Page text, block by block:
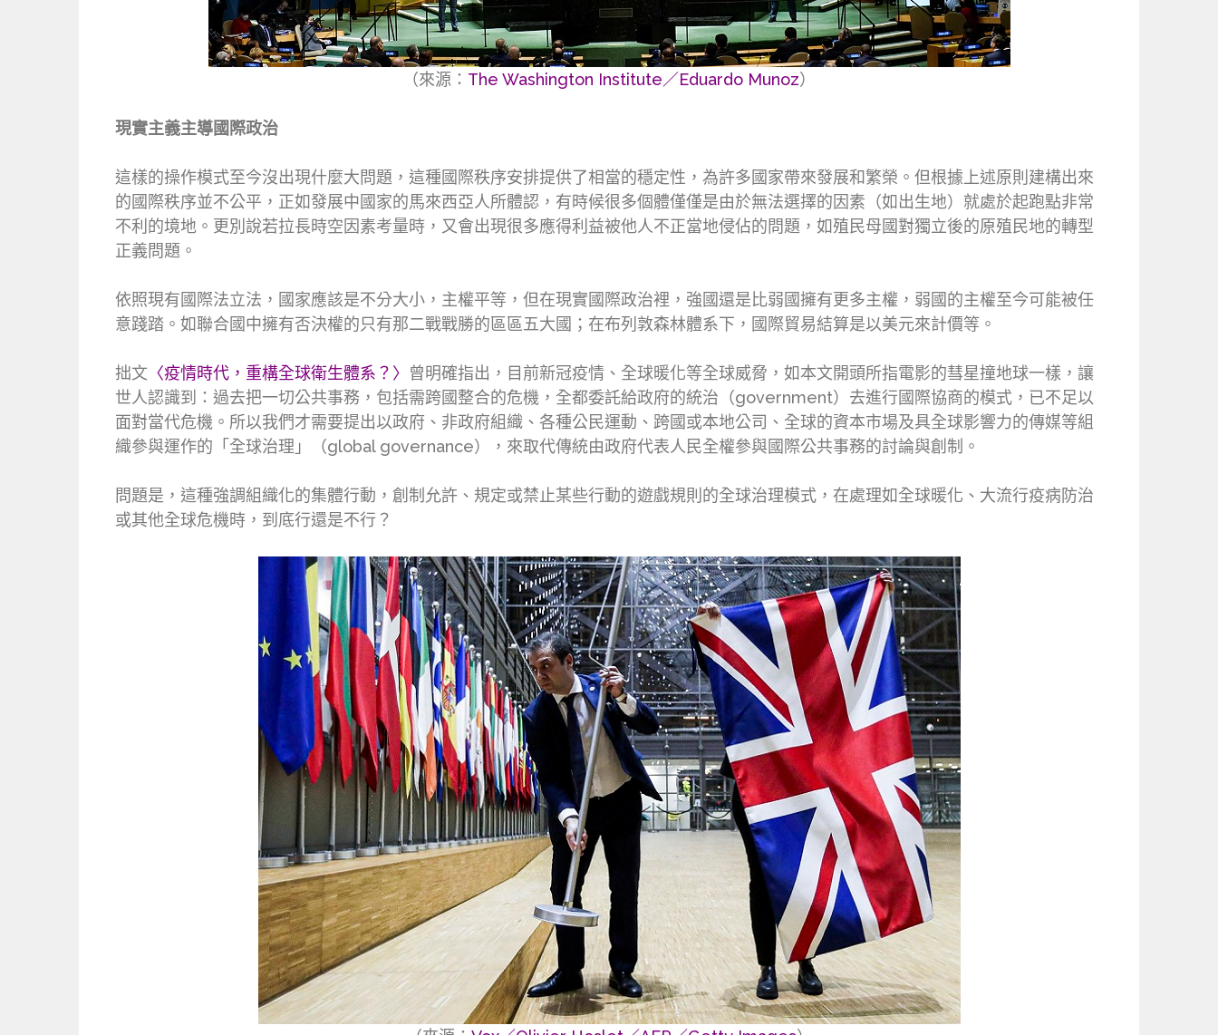
（來源： The Washington Institute／Eduardo Munoz）
現實主義主導國際政治
這樣的操作模式至今沒出現什麼大問題，這種國際秩序安排提供了相當的穩定性，為許多國家帶來發展和繁榮。但根據上述原則建構出來
的國際秩序並不公平，正如發展中國家的馬來西亞人所體認，有時候很多個體僅僅是由於無法選擇的因素（如出生地）就處於起跑點非常
不利的境地。更別說若拉長時空因素考量時，又會出現很多應得利益被他人不正當地侵佔的問題，如殖民母國對獨立後的原殖民地的轉型
正義問題。
依照現有國際法立法，國家應該是不分大小，主權平等，但在現實國際政治裡，強國還是比弱國擁有更多主權，弱國的主權至今可能被任
意踐踏。如聯合國中擁有否決權的只有那二戰戰勝的區區五大國；在布列敦森林體系下，國際貿易結算是以美元來計價等。
拙文 〈疫情時代，重構全球衛生體系？〉 曾明確指出，目前新冠疫情、全球暖化等全球威脅，如本文開頭所指電影的彗星撞地球一樣，讓
世人認識到：過去把一切公共事務，包括需跨國整合的危機，全都委託給政府的統治（government）去進行國際協商的模式，已不足以
面對當代危機。所以我們才需要提出以政府、非政府組織、各種公民運動、跨國或本地公司、全球的資本市場及具全球影響力的傳媒等組
織參與運作的「全球治理」（global governance），來取代傳統由政府代表人民全權參與國際公共事務的討論與創制。
問題是，這種強調組織化的集體行動，創制允許、規定或禁止某些行動的遊戲規則的全球治理模式，在處理如全球暖化、大流行疫病防治
或其他全球危機時，到底行還是不行？